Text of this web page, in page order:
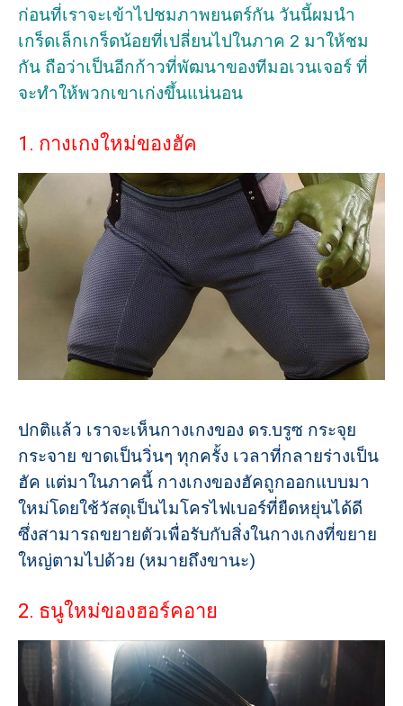
ก่อนที่เราจะเข้าไปชมภาพยนตร์กัน วันนี้ผมนำ
เกร็ดเล็กเกร็ดน้อยที่เปลี่ยนไปในภาค 2 มาให้ชม
กัน ถือว่าเป็นอีกก้าวที่พัฒนาของทีมอเวนเจอร์ ที่
จะทำให้พวกเขาเก่งขึ้นแน่นอน
1. กางเกงใหม่ของฮัค
ปกติแล้ว เราจะเห็นกางเกงของ ดร.บรูซ กระจุย
กระจาย ขาดเป็นวิ่นๆ ทุกครั้ง เวลาที่กลายร่างเป็น
ฮัค แต่มาในภาคนี้ กางเกงของฮัคถูกออกแบบมา
ใหม่โดยใช้วัสดุเป็นไมโครไฟเบอร์ที่ยืดหยุ่นได้ดี
ซึ่งสามารถขยายตัวเพื่อรับกับสิ่งในกางเกงที่ขยาย
ใหญ่ตามไปด้วย (หมายถึงขานะ)
2. ธนูใหม่ของฮอร์คอาย